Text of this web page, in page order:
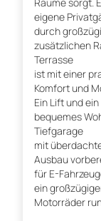
Räume sorgt.
eigene
durch
zusätzlichen
Terrasse
ist mit einer
Komfort und
Ein Lift und
bequemes
Tiefgarage
mit
Ausbau
für E-
ein
Motorräder